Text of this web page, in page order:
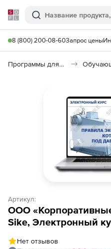
Softline
Поиск
8 (800) 200-08-60Запрос цены
Программы для образования и науки
Артикул:
ООО
Sike, Электронный
(лицензия), базовая
Нет отзывов